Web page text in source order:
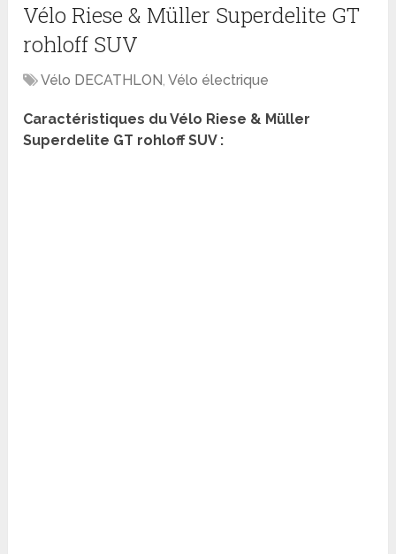
Vélo Riese & Müller Superdelite GT
rohloff SUV
Vélo DECATHLON,Vélo électrique
Caractéristiques du Vélo Riese & Müller
Superdelite GT rohloff SUV :